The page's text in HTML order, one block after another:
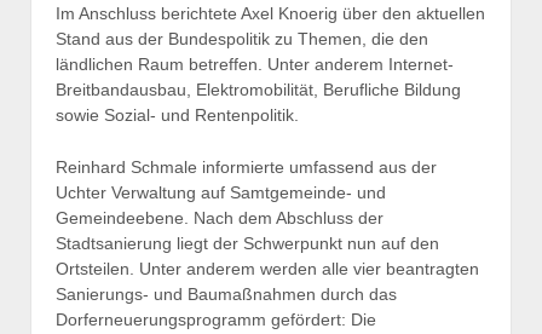
Im Anschluss berichtete Axel Knoerig über den aktuellen
Stand aus der Bundespolitik zu Themen, die den
ländlichen Raum betreffen. Unter anderem Internet-
Breitbandausbau, Elektromobilität, Berufliche Bildung
sowie Sozial- und Rentenpolitik.
Reinhard Schmale informierte umfassend aus der
Uchter Verwaltung auf Samtgemeinde- und
Gemeindeebene. Nach dem Abschluss der
Stadtsanierung liegt der Schwerpunkt nun auf den
Ortsteilen. Unter anderem werden alle vier beantragten
Sanierungs- und Baumaßnahmen durch das
Dorferneuerungsprogramm gefördert: Die